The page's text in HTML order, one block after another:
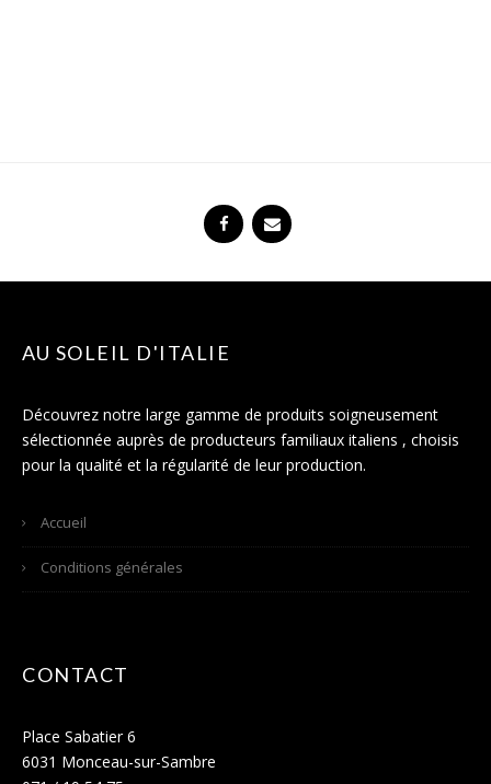
AU SOLEIL D'ITALIE
Découvrez notre large gamme de produits soigneusement
sélectionnée auprès de producteurs familiaux italiens , choisis
pour la qualité et la régularité de leur production.
Accueil
Conditions générales
CONTACT
Place Sabatier 6
6031 Monceau-sur-Sambre